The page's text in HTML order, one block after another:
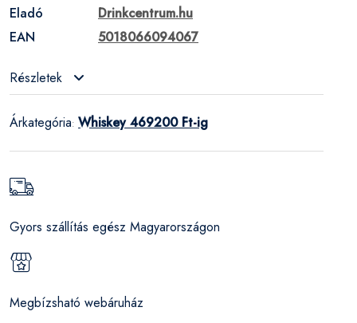
Eladó
Drinkcentrum.hu
EAN
5018066094067
Részletek
Árkategória: Whiskey 469200 Ft-ig
Gyors szállítás egész Magyarországon
Megbízsható webáruház